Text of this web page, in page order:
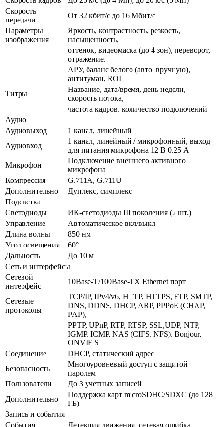
Скорость
передачи
От 32 кбит/с до 16 Мбит/с
Параметры
изображения
Яркость, контрастность, резкость,
насыщенность,
оттенок, видеомаска (до 4 зон), переворот,
отражение.
АРУ, баланс белого (авто, вручную),
антитуман, ROI
Титры
Название, дата/время, день недели,
скорость потока,
частота кадров, количество подключений
Аудио
Аудиовыход
1 канал, линейный
Аудиовход
1 канал, линейный / микрофонный, выход
для питания микрофона 12 В 0.25 А
Микрофон
Подключение внешнего активного
микрофона
Компрессия
G.711A, G.711U
Дополнительно
Дуплекс, симплекс
Подсветка
Светодиоды
ИК-светодиоды III поколения (2 шт.)
Управление
Автоматическое вкл/выкл
Длина волны
850 нм
Угол освещения
60°
Дальность
До 10 м
Сеть и интерфейсы
Сетевой
интерфейс
10Base-T/100Base-TX Ethernet порт
Сетевые
протоколы
TCP/IP, IPv4/v6, HTTP, HTTPS, FTP, SMTP,
DNS, DDNS, DHCP, ARP, PPPoE (CHAP,
PAP),
PPTP, UPnP, RTP, RTSP, SSL,UDP, NTP,
IGMP, ICMP, NAS (CIFS, NFS), Bonjour,
ONVIF S
Соединение
DHCP, статический адрес
Безопасность
Многоуровневый доступ с защитой
паролем
Пользователи
До 3 учетных записей
Дополнительно
Поддержка карт microSDHC/SDXC (до 128
ГБ)
Запись и события
События
Детекция движения, сетевая ошибка